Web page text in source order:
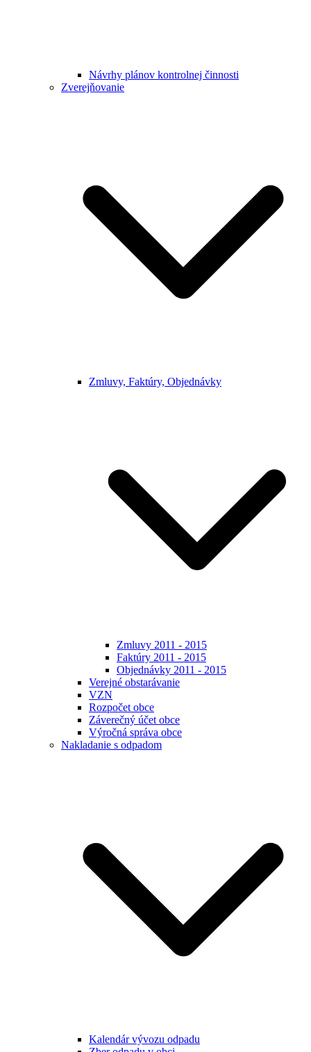
Návrhy plánov kontrolnej činnosti
Zverejňovanie
Zmluvy, Faktúry, Objednávky
Zmluvy 2011 - 2015
Faktúry 2011 - 2015
Objednávky 2011 - 2015
Verejné obstarávanie
VZN
Rozpočet obce
Záverečný účet obce
Výročná správa obce
Nakladanie s odpadom
Kalendár vývozu odpadu